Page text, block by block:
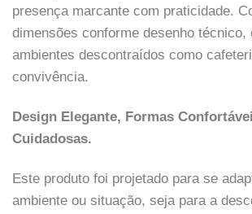
presença marcante com praticidade.
dimensões conforme desenho técnico,
ambientes descontraídos como
convivência.
Design Elegante, Formas
Cuidadosas.
Este produto foi projetado para se
ambiente ou situação, seja para a